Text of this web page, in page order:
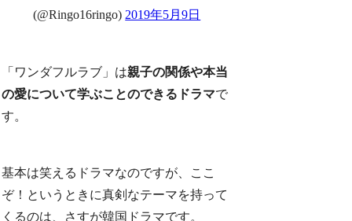
(@Ringo16ringo) 2019年5月9日
「ワンダフルラブ」は親子の関係や本当
の愛について学ぶことのできるドラマで
す。
基本は笑えるドラマなのですが、ここ
ぞ！というときに真剣なテーマを持って
くるのは、さすが韓国ドラマです。